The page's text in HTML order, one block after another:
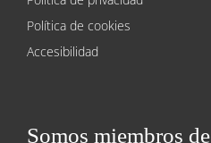
Política de cookies
Accesibilidad
Somos miembros de